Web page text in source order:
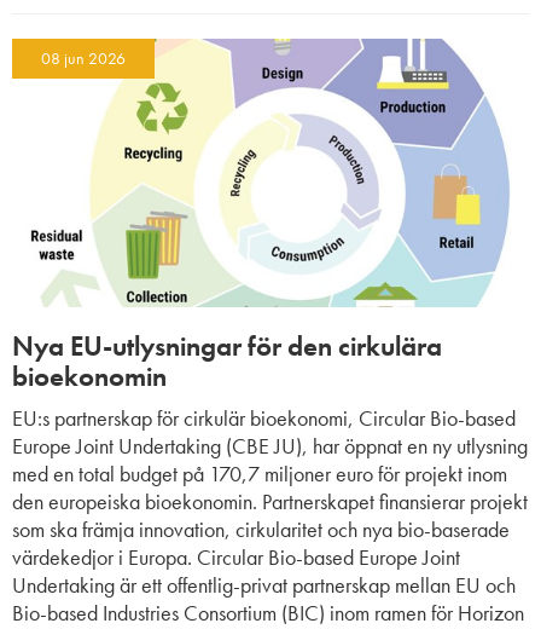
08 jun 2026
Nya EU-utlysningar för den cirkulära
bioekonomin
EU:s partnerskap för cirkulär bioekonomi, Circular Bio-based
Europe Joint Undertaking (CBE JU), har öppnat en ny utlysning
med en total budget på 170,7 miljoner euro för projekt inom
den europeiska bioekonomin. Partnerskapet finansierar projekt
som ska främja innovation, cirkularitet och nya bio-baserade
värdekedjor i Europa. Circular Bio-based Europe Joint
Undertaking är ett offentlig-privat partnerskap mellan EU och
Bio-based Industries Consortium (BIC) inom ramen för Horizon